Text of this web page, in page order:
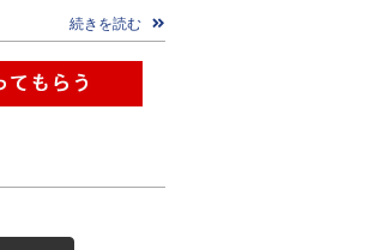
続きを読む